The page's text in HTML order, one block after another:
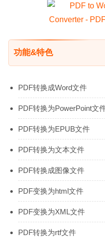
功能&特色
PDF转换成Word文件
PDF转换为PowerPoint文
PDF转换为EPUB文件
PDF转换为文本文件
PDF转换成图像文件
PDF变换为html文件
PDF变换为XML文件
PDF转换为rtf文件